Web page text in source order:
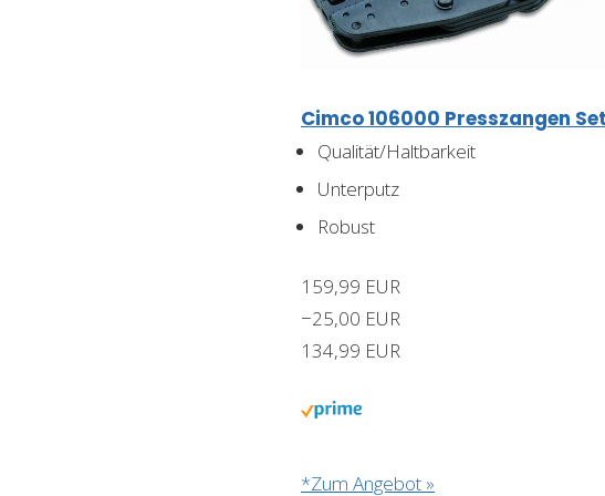
Cimco 106000 Presszangen
Qualität/Haltbarkeit
Unterputz
Robust
159,99 EUR
−25,00 EUR
134,99 EUR
*Zum Angebot »